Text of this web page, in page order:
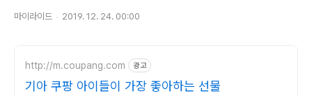
마이라이드 2019. 12. 24. 00:00
http://m.coupang.com 광고
기아 쿠팡 아이들이 가장 좋아하는 선물